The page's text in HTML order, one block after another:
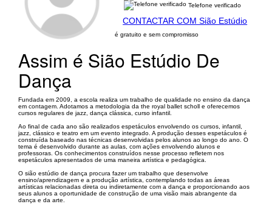
Telefone verificado
CONTACTAR COM Sião Estúdio
é gratuito e sem compromisso
Assim é Sião Estúdio De
Dança
Fundada em 2009, a escola realiza um trabalho de qualidade no ensino da dança
em contagem. Adotamos a metodologia da the royal ballet scholl e oferecemos
cursos regulares de jazz, dança clássica, curso infantil.
Ao final de cada ano são realizados espetáculos envolvendo os cursos, infantil,
jazz, clássico e teatro em um evento integrado. A produção desses espetáculos é
construída baseado nas técnicas desenvolvidas pelos alunos ao longo do ano. O
tema é desenvolvido durante as aulas, com ações envolvendo alunos e
professoras. Os conhecimentos construídos nesse processo refletem nos
espetáculos apresentados de uma maneira artística e pedagógica.
O sião estúdio de dança procura fazer um trabalho que desenvolve
ensino/aprendizagem e a produção artística, contemplando todas as áreas
artísticas relacionadas direta ou indiretamente com a dança e proporcionando aos
seus alunos a oportunidade de construção de uma visão mais abrangente da
dança e da arte.